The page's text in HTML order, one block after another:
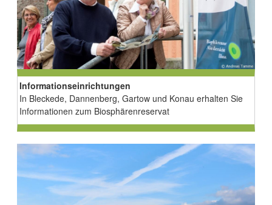
Informationseinrichtungen
In Bleckede, Dannenberg, Gartow und Konau erhalten Sie
Informationen zum Biosphärenreservat